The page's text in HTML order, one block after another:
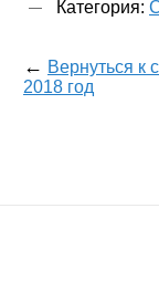
Категория:
← Вернуться к
2018 год